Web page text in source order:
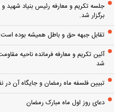
جلسه تکریم و معارفه رئیس بنیاد شهید
برگزار شد.
تقابل جبهه حق و باطل همیشه بوده است
آئین تکریم و معارفه فرمانده ناحیه
شد
تبیین فلسفه ماه رمضان و جایگاه آن در
دعای روز اول ماه مبارک رمضان